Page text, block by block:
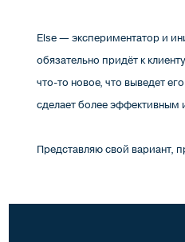
Else — экспериментатор и
обязательно придёт к
что-то новое, что выведет
сделает более эффективным
Представляю свой вариант,